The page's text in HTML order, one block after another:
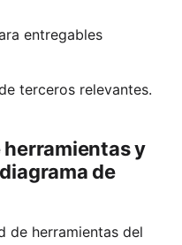
entregables
terceros relevantes.
y
de
de herramientas del